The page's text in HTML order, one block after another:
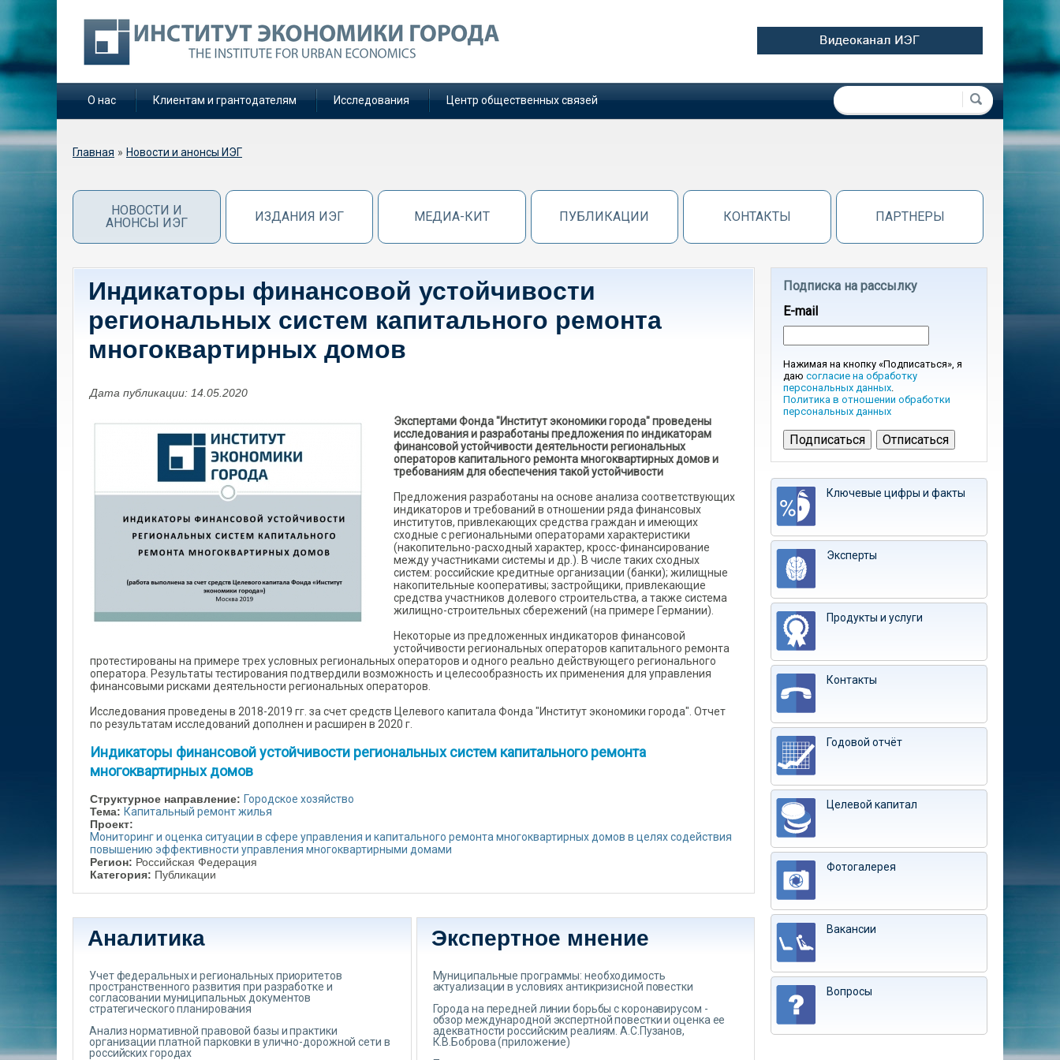
О нас Клиентам и грантодателям Исследования Центр общественных связей Форма поиска
Поиск
Вы здесь
Главная » Новости и анонсы ИЭГ
НОВОСТИ И
АНОНСЫ ИЭГ
ИЗДАНИЯ ИЭГ МЕДИА-КИТ ПУБЛИКАЦИИ КОНТАКТЫ ПАРТНЕРЫ
Индикаторы финансовой устойчивости
региональных систем капитального ремонта
многоквартирных домов
Дата публикации: 14.05.2020
Экспертами Фонда "Институт экономики города" проведены
исследования и разработаны предложения по индикаторам
финансовой устойчивости деятельности региональных
операторов капитального ремонта многоквартирных домов и
требованиям для обеспечения такой устойчивости
Предложения разработаны на основе анализа соответствующих
индикаторов и требований в отношении ряда финансовых
институтов, привлекающих средства граждан и имеющих
сходные с региональными операторами характеристики
(накопительно-расходный характер, кросс-финансирование
между участниками системы и др.). В числе таких сходных
систем: российские кредитные организации (банки); жилищные
накопительные кооперативы; застройщики, привлекающие
средства участников долевого строительства, а также система
жилищно-строительных сбережений (на примере Германии).
Некоторые из предложенных индикаторов финансовой
устойчивости региональных операторов капитального ремонта
протестированы на примере трех условных региональных операторов и одного реально действующего регионального
оператора. Результаты тестирования подтвердили возможность и целесообразность их применения для управления
финансовыми рисками деятельности региональных операторов.
Исследования проведены в 2018-2019 гг. за счет средств Целевого капитала Фонда "Институт экономики города". Отчет
по результатам исследований дополнен и расширен в 2020 г.
Индикаторы финансовой устойчивости региональных систем капитального ремонта
многоквартирных домов
Структурное направление: Городское хозяйство
Тема: Капитальный ремонт жилья
Проект:
Мониторинг и оценка ситуации в сфере управления и капитального ремонта многоквартирных домов в целях содействия
повышению эффективности управления многоквартирными домами
Регион: Российская Федерация
Категория: Публикации
Аналитика
Учет федеральных и региональных приоритетов
пространственного развития при разработке и
согласовании муниципальных документов
стратегического планирования
Анализ нормативной правовой базы и практики
организации платной парковки в улично-дорожной сети в
российских городах
Экспертное мнение
Муниципальные программы: необходимость
актуализации в условиях антикризисной повестки
Города на передней линии борьбы с коронавирусом -
обзор международной экспертной повестки и оценка ее
адекватности российским реалиям. А.С.Пузанов,
К.В.Боброва (приложение)
Подписка на рассылку
E-mail
Нажимая на кнопку «Подписаться», я
даю согласие на обработку
персональных данных.
Политика в отношении обработки
персональных данных
Ключевые цифры и факты
Эксперты
Продукты и услуги
Контакты
Годовой отчёт
Целевой капитал
Фотогалерея
Вакансии
Вопросы